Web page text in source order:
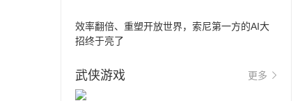
效率翻倍、重塑开放世界，索尼第一方的AI大
招终于亮了
武侠游戏 更多